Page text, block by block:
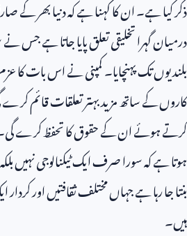
ذکر کیا ہے۔ ان کا کہنا ہے کہ دنیا بھر کے
درمیان گہرا تخلیقی تعلق پایا جاتا ہے جس
بلندیوں تک پہنچایا۔ کمپنی نے اس بات کا
کاروں کے ساتھ مزید بہتر تعلقات قائم
کرتے ہوئے ان کے حقوق کا تحفظ کرے
ہوتا ہے کہ سورا صرف ایک ٹیکنالوجی نہیں
بنتا جا رہا ہے جہاں مختلف ثقافتیں اور
ہیں۔